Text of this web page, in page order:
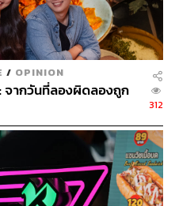
/ OPINION
จากวันที่ลองผิดลองถูก
312